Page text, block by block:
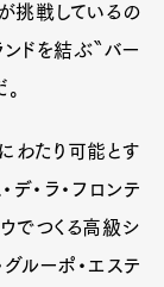
挑戦しているの
ドを結ぶ〝バー
わたり可能とす
・ラ・フロンテ
でつくる高級シ
グルーポ・エステ